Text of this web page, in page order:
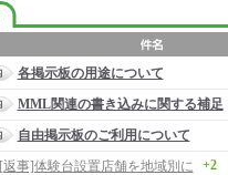
各掲示板の用途について
MML関連の書き込みに関する補足
自由掲示板のご利用について
[返事]体験台設置店舗を地域別に
+2